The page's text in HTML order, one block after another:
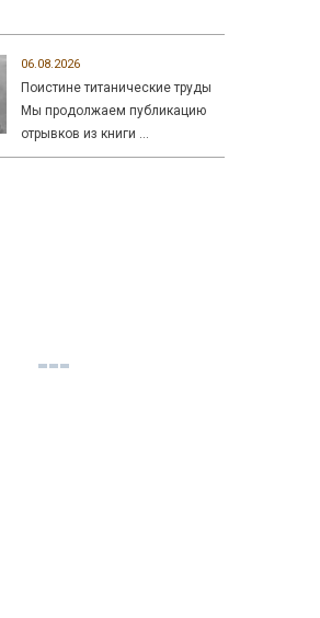
06.08.2026
Поистине титанические труды
Мы продолжаем публикацию
отрывков из книги …